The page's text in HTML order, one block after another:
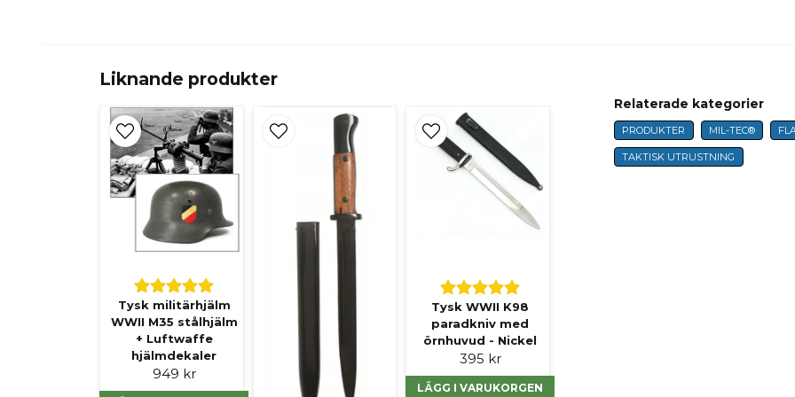
Ja, ni får
Liknande produkter
Tysk militärhjälm
WWII M35 stålhjälm
+ Luftwaffe
hjälmdekaler
949 kr
Tysk WWII K98
paradkniv med
örnhuvud - Nickel
395 kr
LÄGG I VARUKORGEN
Relaterade kategorier
PRODUKTER MIL-TEC®
TAKTISK UTRUSTNING